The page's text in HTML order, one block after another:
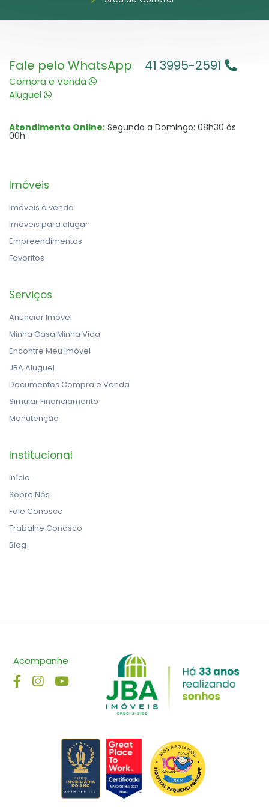
Fale pelo WhatsApp
Compra e Venda
Aluguel
41 3995-2591
Atendimento Online: Segunda a Domingo: 08h30 às
00h
Imóveis
Imóveis à venda
Imóveis para alugar
Empreendimentos
Favoritos
Serviços
Anunciar Imóvel
Minha Casa Minha Vida
Encontre Meu Imóvel
JBA Aluguel
Documentos Compra e Venda
Simular Financiamento
Manutenção
Institucional
Início
Sobre Nós
Fale Conosco
Trabalhe Conosco
Blog
Acompanhe